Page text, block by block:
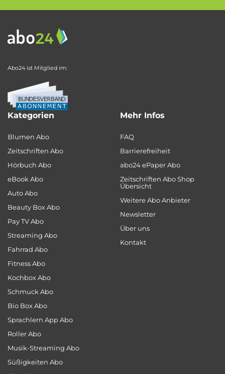
Abo24 ist Mitglied im:
Kategorien
Blumen Abo
Zeitschriften Abo
Hörbuch Abo
eBook Abo
Auto Abo
Beauty Box Abo
Pay TV Abo
Streaming Abo
Fahrrad Abo
Fitness Abo
Kochbox Abo
Schmuck Abo
Bio Box Abo
Sprachlern App Abo
Roller Abo
Musik-Streaming Abo
Süßigkeiten Abo
Mehr Infos
FAQ
Barrierefreiheit
abo24 ePaper Abo
Zeitschriften Abo Shop
Übersicht
Weitere Abo Anbieter
Newsletter
Über uns
Kontakt